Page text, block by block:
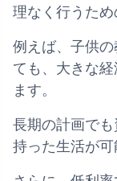
理なく行うため
例えば、子供
ても、大きな
ます。
長期の計画で
持った生活が可